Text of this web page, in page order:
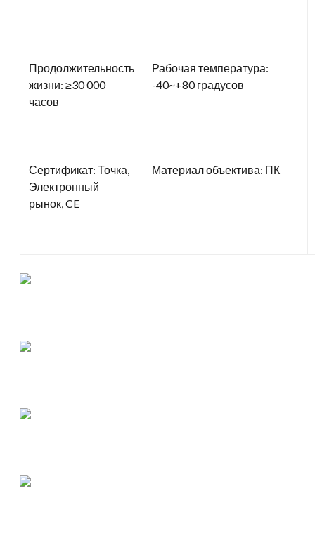
Продолжительность
жизни: ≥30 000
часов
Рабочая температура:
-40~+80 градусов
Сертификат: Точка,
Электронный
рынок, CE
Материал объектива: ПК